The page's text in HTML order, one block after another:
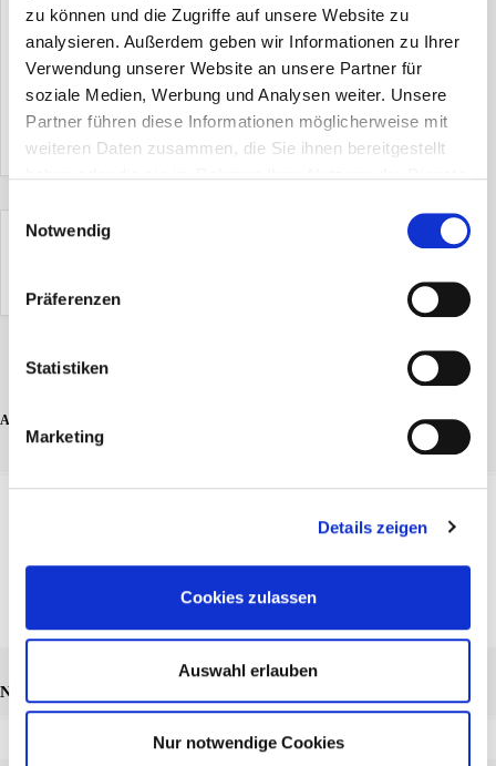
zu können und die Zugriffe auf unsere Website zu
analysieren. Außerdem geben wir Informationen zu Ihrer
Verwendung unserer Website an unsere Partner für
soziale Medien, Werbung und Analysen weiter. Unsere
Partner führen diese Informationen möglicherweise mit
weiteren Daten zusammen, die Sie ihnen bereitgestellt
Notwendig
Präferenzen
Statistiken
Marketing
Details zeigen
Cookies zulassen
Auswahl erlauben
Nur notwendige Cookies
+ Zu Google Kalender hinzufügen
+ iCal / Outlook export
ADD COMMENT
Name